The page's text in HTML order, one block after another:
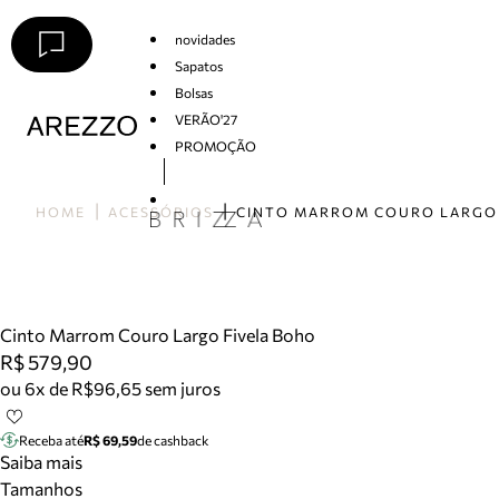
novidades
Sapatos
Bolsas
VERÃO'27
PROMOÇÃO
HOME ACESSÓRIOS
Cinto Marrom Couro Largo Fivela Boho
R$ 579,90
ou 6x de R$96,65 sem juros
Receba atéR$ 69,59de cashback
Saiba mais
Tamanhos